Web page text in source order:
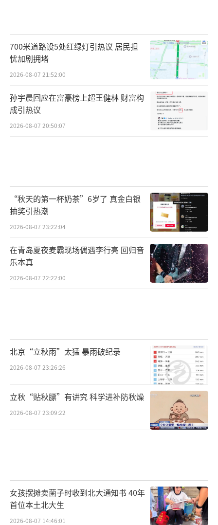
700米道路设5处红绿灯引热议 居民担
忧加剧拥堵
2026-08-07 21:52:00
孙宇晨回应在富豪榜上超王健林 财富构
成引热议
2026-08-07 20:50:07
“秋天的第一杯奶茶”6岁了 真金白银
抽奖引热潮
2026-08-07 23:22:04
在青岛夏夜麦霸现场偶遇李行亮 回归音
乐本真
2026-08-07 22:22:00
北京“立秋雨”太猛 暴雨破纪录
2026-08-07 23:26:26
立秋“贴秋膘”有讲究 科学进补防秋燥
2026-08-07 23:09:22
女孩摆摊卖菌子时收到北大通知书 40年
首位本土北大生
2026-08-07 14:46:01